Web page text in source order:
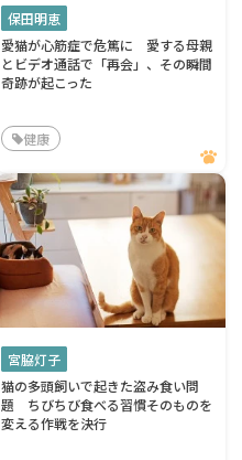
保田明恵
愛猫が心筋症で危篤に 愛する母親
とビデオ通話で「再会」、その瞬間
奇跡が起こった
健康
宮脇灯子
猫の多頭飼いで起きた盗み食い問
題 ちびちび食べる習慣そのものを
変える作戦を決行